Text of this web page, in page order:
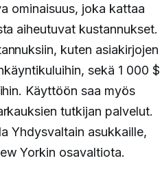
ominaisuus, joka kattaa
aiheutuvat kustannukset.
kuten asiakirjojen
sekä 1 000 $
Käyttöön saa myös
tutkijan palvelut.
Yhdysvaltain asukkaille,
Yorkin osavaltiota.